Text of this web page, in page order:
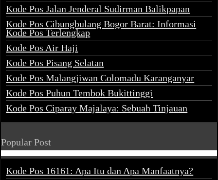
Kode Pos Jalan Jenderal Sudirman Balikpapan
Kode Pos Cibungbulang Bogor Barat: Informasi
Kode Pos Terlengkap
Kode Pos Air Haji
Kode Pos Pisang Selatan
Kode Pos Malangjiwan Colomadu Karanganyar
Kode Pos Puhun Tembok Bukittinggi
Kode Pos Ciparay Majalaya: Sebuah Tinjauan
Popular Post
Kode Pos 16161: Apa Itu dan Apa Manfaatnya?